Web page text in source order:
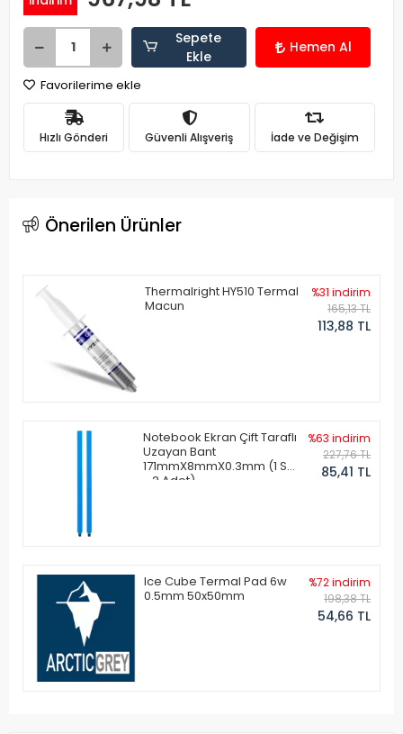
Sepete
Ekle
Hemen Al
Favorilerime ekle
Hızlı Gönderi Güvenli Alışveriş İade ve Değişim
Önerilen Ürünler
Thermalright HY510 Termal
Macun
%31 indirim
165,13 TL
113,88 TL
Notebook Ekran Çift Taraflı
Uzayan Bant
171mmX8mmX0.3mm (1 Set
- 2 Adet)
%63 indirim
227,76 TL
85,41 TL
Ice Cube Termal Pad 6w
0.5mm 50x50mm
%72 indirim
198,38 TL
54,66 TL